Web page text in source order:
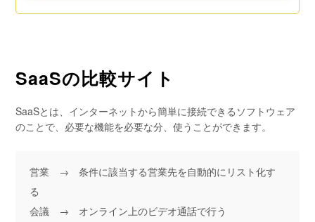
SaaSの比較サイト
SaaSとは、インターネットから簡単に接続できるソフトウェア
のことで、必要な機能を必要な分、使うことができます。
営業 → 条件に該当する営業先を自動的にリスト化す
る
会議 → オンライン上のビデオ通話で行う